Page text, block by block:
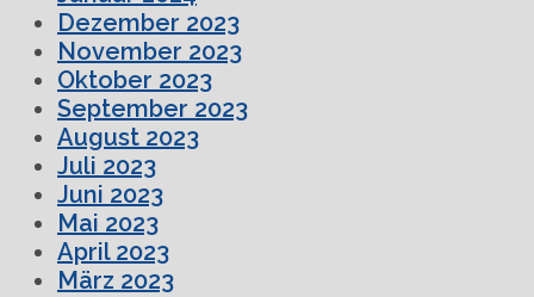
Dezember 2023
November 2023
Oktober 2023
September 2023
August 2023
Juli 2023
Juni 2023
Mai 2023
April 2023
März 2023